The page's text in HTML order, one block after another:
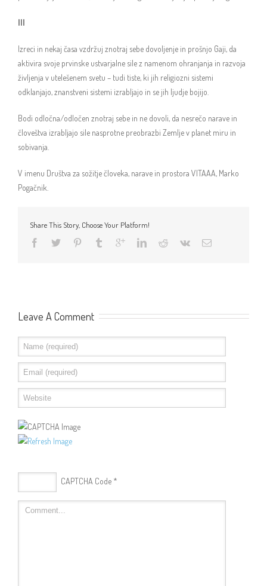
III
Izreci in nekaj časa vzdržuj znotraj sebe dovoljenje in prošnjo Gaji, da
aktivira svoje prvinske ustvarjalne sile z namenom ohranjanja in razvoja
življenja v utelešenem svetu – tudi tiste, ki jih religiozni sistemi
odklanjajo, znanstveni sistemi izrabljajo in se jih ljudje bojijo.
Bodi odločna/odločen znotraj sebe in ne dovoli, da nesrečo narave in
človeštva izrabljajo sile nasprotne preobrazbi Zemlje v planet miru in
sobivanja.
V imenu Društva za sožitje človeka, narave in prostora VITAAA, Marko
Pogačnik.
Share This Story, Choose Your Platform!
Leave A Comment
CAPTCHA Code*